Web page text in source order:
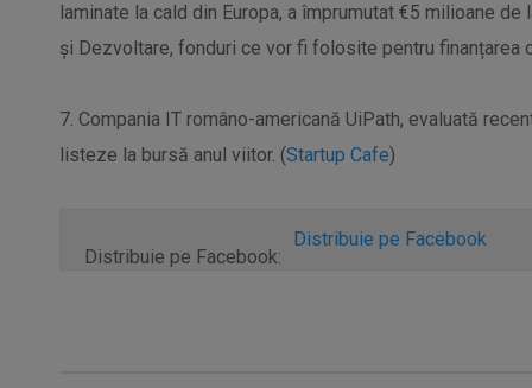
laminate la cald din Europa, a împrumutat €5 milioane
și Dezvoltare, fonduri ce vor fi folosite pentru finanțarea
7. Compania IT româno-americană UiPath, evaluată
listeze la bursă anul viitor. (Startup Cafe)
Distribuie pe Facebook:
Distribuie pe Facebook